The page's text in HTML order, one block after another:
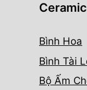
Bình Hoa
Bình Tài
Bộ Ấm